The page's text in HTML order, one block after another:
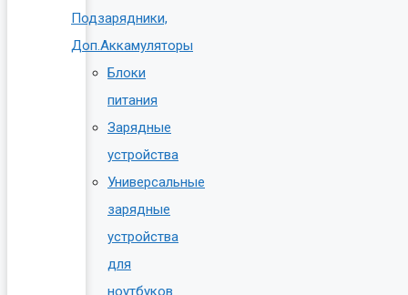
Подзарядники,
Доп.Аккамуляторы
Блоки
питания
Зарядные
устройства
Универсальные
зарядные
устройства
для
ноутбуков